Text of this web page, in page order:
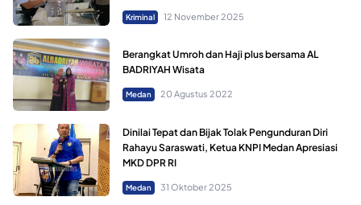
Kriminal 12 November 2025
Berangkat Umroh dan Haji plus bersama AL
BADRIYAH Wisata
Medan 20 Agustus 2022
Dinilai Tepat dan Bijak Tolak Pengunduran Diri
Rahayu Saraswati, Ketua KNPI Medan Apresiasi
MKD DPR RI
Medan 31 Oktober 2025